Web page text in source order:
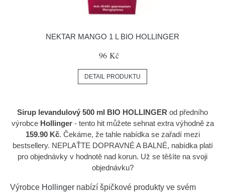
NEKTAR MANGO 1 L BIO HOLLINGER
96 Kč
DETAIL PRODUKTU
Sirup levandulový 500 ml BIO HOLLINGER od předního
výrobce Hollinger- tento hit můžete sehnat extra výhodně za
159.90 Kč. Čekáme, že tahle nabídka se zařadí mezi
bestsellery. NEPLAŤTE DOPRAVNÉ A BALNÉ, nabídka platí
pro objednávky v hodnotě nad korun. Už se těšíte na svoji
objednávku?
Výrobce Hollinger nabízí špičkové produkty ve svém